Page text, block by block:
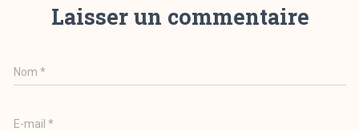
Laisser un commentaire
Nom*
E-mail*